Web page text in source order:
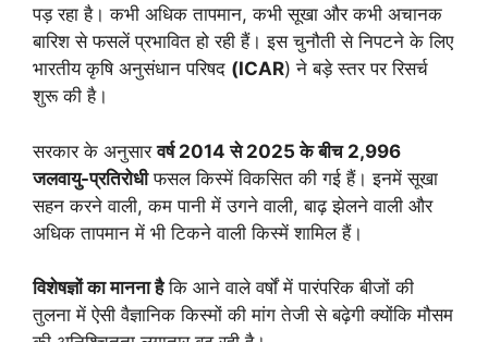
पड़ रहा है। कभी अधिक तापमान, कभी सूखा और कभी अचानक
बारिश से फसलें प्रभावित हो रही हैं। इस चुनौती से निपटने के लिए
भारतीय कृषि अनुसंधान परिषद (ICAR) ने बड़े स्तर पर रिसर्च
शुरू की है।
सरकार के अनुसारवर्ष 2014 से 2025 के बीच 2,996
जलवायु-प्रतिरोधीफसल किस्में विकसित की गई हैं। इनमें सूखा
सहन करने वाली, कम पानी में उगने वाली, बाढ़ झेलने वाली और
अधिक तापमान में भी टिकने वाली किस्में शामिल हैं।
विशेषज्ञों का मानना हैकि आने वाले वर्षों में पारंपरिक बीजों की
तुलना में ऐसी वैज्ञानिक किस्मों की मांग तेजी से बढ़ेगी क्योंकि मौसम